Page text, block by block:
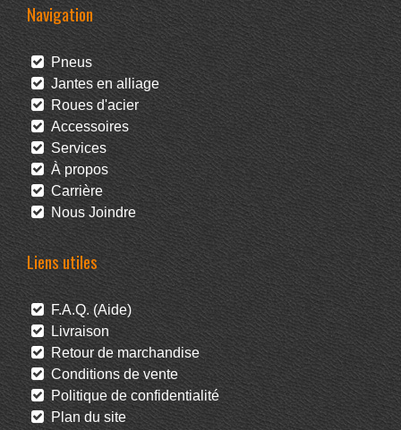
Navigation
Pneus
Jantes en alliage
Roues d'acier
Accessoires
Services
À propos
Carrière
Nous Joindre
Liens utiles
F.A.Q. (Aide)
Livraison
Retour de marchandise
Conditions de vente
Politique de confidentialité
Plan du site